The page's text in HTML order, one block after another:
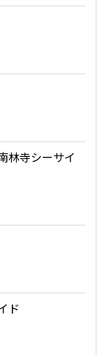
林寺シーサイ
ド